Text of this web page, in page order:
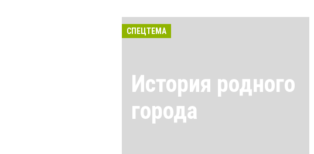
СПЕЦТЕМА
История родного
города